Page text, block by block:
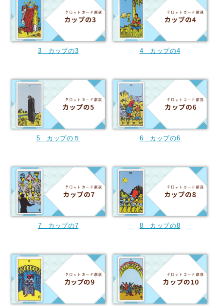
3 カップの3 4 カップの4
5 カップの５ 6 カップの6
7 カップの7 8 カップの8